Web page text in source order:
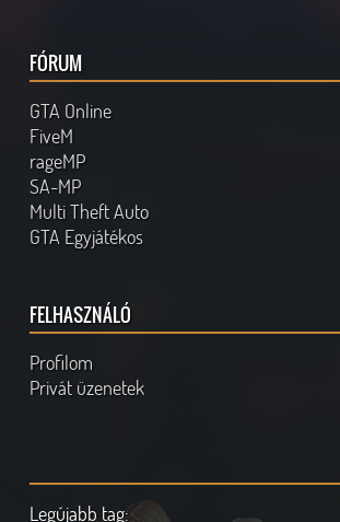
FÓRUM
GTA Online
FiveM
rageMP
SA-MP
Multi Theft Auto
GTA Egyjátékos
FELHASZNÁLÓ
Profilom
Privát üzenetek
Legújabb tag: